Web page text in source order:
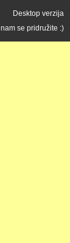
Desktop verzija
nam se pridružite :)